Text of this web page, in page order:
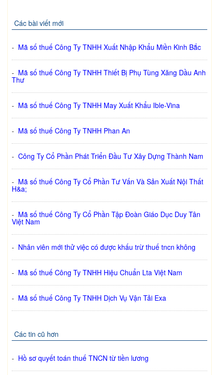
Các bài viết mới
- Mã số thuế Công Ty TNHH Xuất Nhập Khẩu Miền Kinh Bắc
- Mã số thuế Công Ty TNHH Thiết Bị Phụ Tùng Xăng Dầu Anh
Thư
- Mã số thuế Công Ty TNHH May Xuất Khẩu Ible-Vina
- Mã số thuế Công Ty TNHH Phan An
- Công Ty Cổ Phần Phát Triển Đầu Tư Xây Dựng Thành Nam
- Mã số thuế Công Ty Cổ Phần Tư Vấn Và Sản Xuất Nội Thất
H&a;
- Mã số thuế Công Ty Cổ Phần Tập Đoàn Giáo Dục Duy Tân
Việt Nam
- Nhân viên mới thử việc có được khấu trừ thuế tncn không
- Mã số thuế Công Ty TNHH Hiệu Chuẩn Lta Việt Nam
- Mã số thuế Công Ty TNHH Dịch Vụ Vận Tải Exa
Các tin cũ hơn
- Hồ sơ quyết toán thuế TNCN từ tiền lương